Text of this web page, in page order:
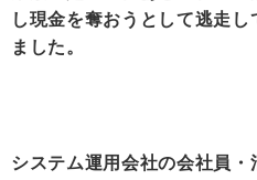
し現金を奪おうとして逃走
ました。
システム運用会社の会社員